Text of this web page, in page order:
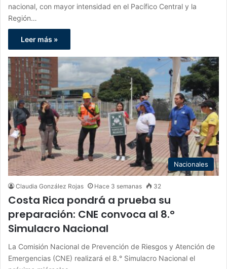
nacional, con mayor intensidad en el Pacífico Central y la
Región…
Leer más »
Nacionales
Claudia González Rojas Hace 3 semanas 32
Costa Rica pondrá a prueba su
preparación: CNE convoca al 8.°
Simulacro Nacional
La Comisión Nacional de Prevención de Riesgos y Atención de
Emergencias (CNE) realizará el 8.° Simulacro Nacional el